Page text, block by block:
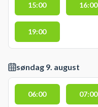
15:00 16:00
19:00
søndag 9. august
06:00 07:00